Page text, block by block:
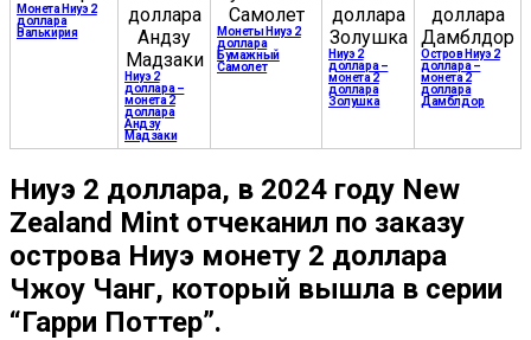
Монета Ниуэ 2
доллара
Валькирия
Ниуэ 2
доллара –
монета 2
доллара
Андзу
Мадзаки
Монеты Ниуэ 2
доллара
Бумажный
Самолет
Ниуэ 2
доллара –
монета 2
доллара
Золушка
Остров Ниуэ 2
доллара –
монета 2
доллара
Дамблдор
Ниуэ 2 доллара, в 2024 году New
Zealand Mint отчеканил по заказу
острова Ниуэ монету 2 доллара
Чжоу Чанг, который вышла в серии
“Гарри Поттер”.